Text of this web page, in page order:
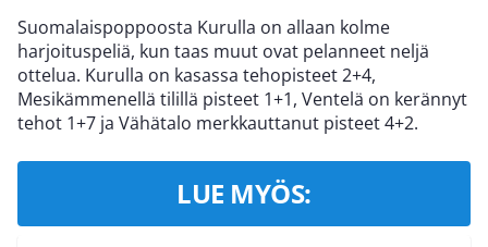
Suomalaispoppoosta Kurulla on allaan kolme
harjoituspeliä, kun taas muut ovat pelanneet neljä
ottelua. Kurulla on kasassa tehopisteet 2+4,
Mesikämmenellä tilillä pisteet 1+1, Ventelä on kerännyt
tehot 1+7 ja Vähätalo merkkauttanut pisteet 4+2.
LUE MYÖS: